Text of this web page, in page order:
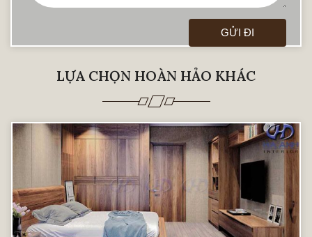
LỰA CHỌN HOÀN HẢO KHÁC